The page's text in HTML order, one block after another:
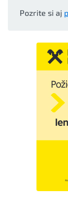
Pozrite si aj